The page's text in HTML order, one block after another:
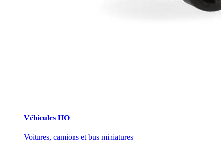
Véhicules HO
Voitures, camions et bus miniatures